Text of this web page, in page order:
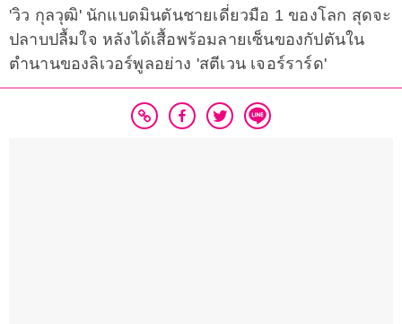
'วิว กุลวุฒิ' นักแบดมินตันชายเดี่ยวมือ 1 ของโลก สุดจะ
ปลาบปลื้มใจ หลังได้เสื้อพร้อมลายเซ็นของกัปตันใน
ตำนานของลิเวอร์พูลอย่าง 'สตีเวน เจอร์ราร์ด'